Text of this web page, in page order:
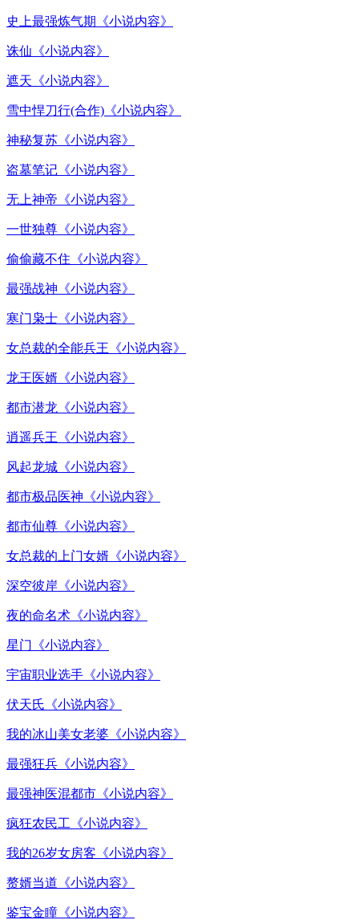
史上最强炼气期《小说内容》
诛仙《小说内容》
遮天《小说内容》
雪中悍刀行(合作)《小说内容》
神秘复苏《小说内容》
盗墓笔记《小说内容》
无上神帝《小说内容》
一世独尊《小说内容》
偷偷藏不住《小说内容》
最强战神《小说内容》
寒门枭士《小说内容》
女总裁的全能兵王《小说内容》
龙王医婿《小说内容》
都市潜龙《小说内容》
逍遥兵王《小说内容》
风起龙城《小说内容》
都市极品医神《小说内容》
都市仙尊《小说内容》
女总裁的上门女婿《小说内容》
深空彼岸《小说内容》
夜的命名术《小说内容》
星门《小说内容》
宇宙职业选手《小说内容》
伏天氏《小说内容》
我的冰山美女老婆《小说内容》
最强狂兵《小说内容》
最强神医混都市《小说内容》
疯狂农民工《小说内容》
我的26岁女房客《小说内容》
赘婿当道《小说内容》
鉴宝金瞳《小说内容》